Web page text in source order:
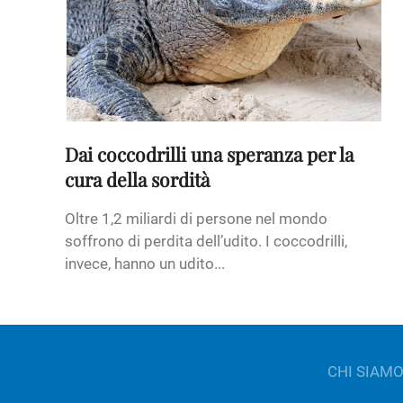
Dai coccodrilli una speranza per la
cura della sordità
Oltre 1,2 miliardi di persone nel mondo
soffrono di perdita dell’udito. I coccodrilli,
invece, hanno un udito...
CHI SIAMO